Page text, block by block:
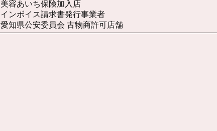
美容あいち保険加入店
インボイス請求書発行事業者
愛知県公安委員会 古物商許可店舗